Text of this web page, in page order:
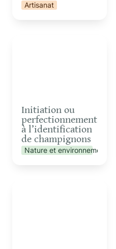
Artisanat
Initiation ou
perfectionnement
à l’identification
de champignons
Nature et environnement